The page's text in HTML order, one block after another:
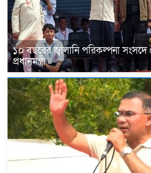
১০ বছরের জ্বালানি পরিকল্পনা
প্রধানমন্ত্রী